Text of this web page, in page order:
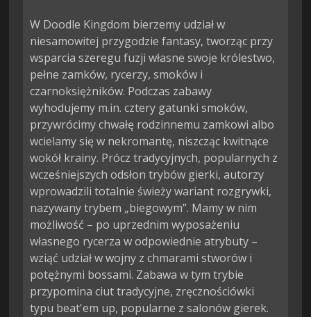
W Doodle Kingdom bierzemy udział w
niesamowitej przygodzie fantasy, tworząc przy
wsparcia szeregu fuzji własne swoje królestwo,
pełne zamków, rycerzy, smoków i
czarnoksiężników. Podczas zabawy
wyhodujemy m.in. cztery gatunki smoków,
przywrócimy chwałę rodzinnemu zamkowi albo
wcielamy się w nekromantę, niszcząc kwitnące
wokół krainy. Prócz tradycyjnych, popularnych z
wcześniejszych odsłon trybów gierki, autorzy
wprowadzili totalnie świeży wariant rozgrywki,
nazywany trybem „biegowym”. Mamy w nim
możliwość – po uprzednim wyposażeniu
własnego rycerza w odpowiednie atrybuty –
wziąć udział w wojny z chmarami stworów i
potężnymi bossami. Zabawa w tym trybie
przypomina ciut tradycyjne, zręcznościówki
typu beat'em up, popularne z salonów gierek.